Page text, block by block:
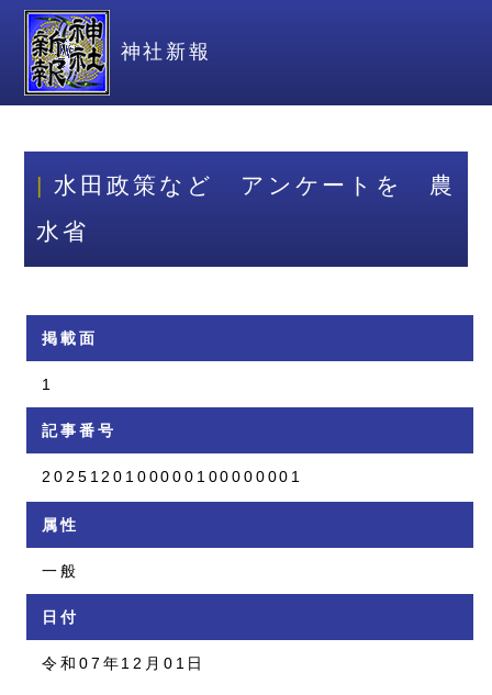
神社新報
水田政策など アンケートを 農
水省
掲載面
1
記事番号
2025120100000100000001
属性
一般
日付
令和07年12月01日